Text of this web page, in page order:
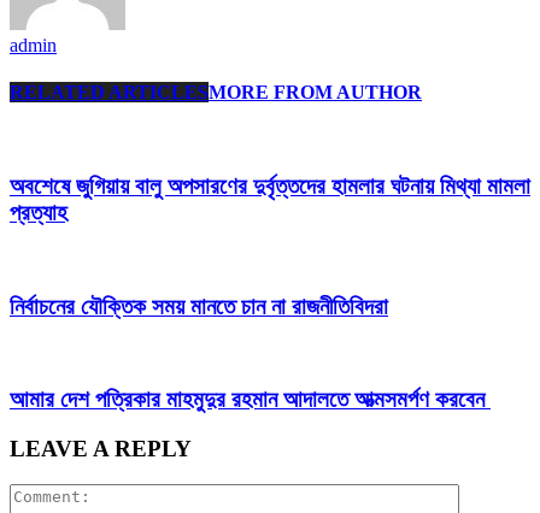
admin
RELATED ARTICLESMORE FROM AUTHOR
অবশেষে জুগিয়ায় বালু অপসারণের দুর্বৃত্তদের হামলার ঘটনায় মিথ্যা মামলা
প্রত্যাহ
নির্বাচনের যৌক্তিক সময় মানতে চান না রাজনীতিবিদরা
আমার দেশ পত্রিকার মাহমুদুর রহমান আদালতে আত্মসমর্পণ করবেন
LEAVE A REPLY